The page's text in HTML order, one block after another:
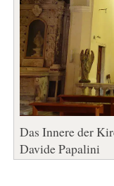
Das Innere der
Davide Papalini